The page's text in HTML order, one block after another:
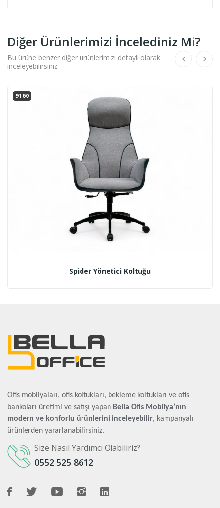
Diğer Ürünlerimizi İncelediniz Mi?
Bu ürüne benzer diğer ürünlerimizi detaylı olarak
inceleyebilirsiniz.
9160
Spider Yönetici Koltuğu
Ofis mobilyaları, ofis koltukları, bekleme koltukları ve ofis
bankoları üretimi ve satışı yapan Bella Ofis Mobilya’nın
modern ve konforlu ürünlerini inceleyebilir, kampanyalı
ürünlerden yararlanabilirsiniz.
Size Nasıl Yardımcı Olabiliriz?
0552 525 8612